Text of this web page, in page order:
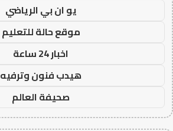
يو ان بي الرياضي
موقع حالة للتعليم
اخبار 24 ساعة
هيدب فنون وترفيه
صحيفة العالم